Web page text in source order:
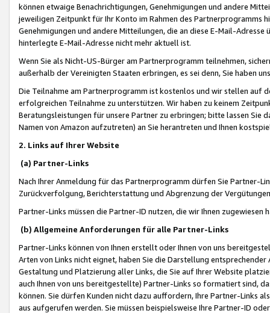
können etwaige Benachrichtigungen, Genehmigungen und andere
jeweiligen Zeitpunkt für Ihr Konto im Rahmen des Partnerprogramms
Genehmigungen und andere Mitteilungen, die an diese E-Mail-
hinterlegte E-Mail-Adresse nicht mehr aktuell ist.
Wenn Sie als Nicht-US-Bürger am Partnerprogramm teilnehmen,
außerhalb der Vereinigten Staaten erbringen, es sei denn, Sie haben
Die Teilnahme am Partnerprogramm ist kostenlos und wir stellen auf
erfolgreichen Teilnahme zu unterstützen. Wir haben zu keinem
Beratungsleistungen für unsere Partner zu erbringen; bitte lassen Sie
Namen von Amazon aufzutreten) an Sie herantreten und Ihnen
2. Links auf Ihrer Website
(a) Partner-Links
Nach Ihrer Anmeldung für das Partnerprogramm dürfen Sie Partner-
Zurückverfolgung, Berichterstattung und Abgrenzung der
Partner-Links müssen die Partner-ID nutzen, die wir Ihnen zugewiesen
(b) Allgemeine Anforderungen für alle Partner-Links
Partner-Links können von Ihnen erstellt oder Ihnen von uns
Arten von Links nicht eignet, haben Sie die Darstellung
Gestaltung und Platzierung aller Links, die Sie auf Ihrer Website
auch Ihnen von uns bereitgestellte) Partner-Links so formatiert sind,
können. Sie dürfen Kunden nicht dazu auffordern, Ihre Partner-Links
aus aufgerufen werden. Sie müssen beispielsweise Ihre Partner-ID